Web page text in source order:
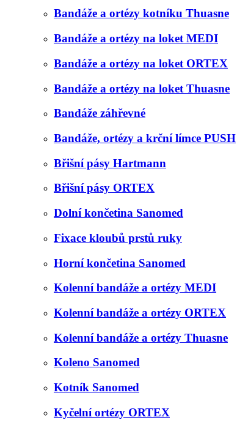
Bandáže a ortézy kotníku Thuasne
Bandáže a ortézy na loket MEDI
Bandáže a ortézy na loket ORTEX
Bandáže a ortézy na loket Thuasne
Bandáže záhřevné
Bandáže, ortézy a krční límce PUSH
Břišní pásy Hartmann
Břišní pásy ORTEX
Dolní končetina Sanomed
Fixace kloubů prstů ruky
Horní končetina Sanomed
Kolenní bandáže a ortézy MEDI
Kolenní bandáže a ortézy ORTEX
Kolenní bandáže a ortézy Thuasne
Koleno Sanomed
Kotník Sanomed
Kyčelní ortézy ORTEX